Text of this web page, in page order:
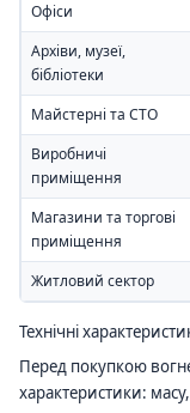
Офіси
Архіви, музеї,
бібліотеки
Майстерні та СТО
Виробничі
приміщення
Магазини та торгові
приміщення
Житловий сектор
Технічні
Перед покупкою
характеристики: